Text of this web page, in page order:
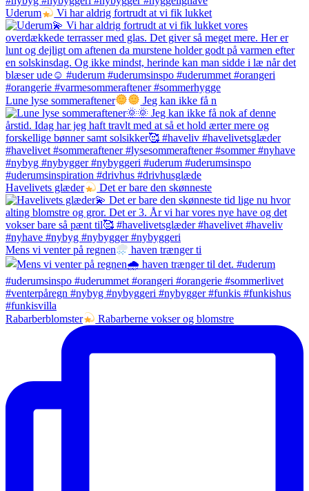
Uderum Vi har aldrig fortrudt at vi fik lukket
Lune lyse sommeraftener Jeg kan ikke få n
Havelivets glæder Det er bare den skønneste
Mens vi venter på regnen haven trænger ti
Rabarberblomster Rabarberne vokser og blomstre